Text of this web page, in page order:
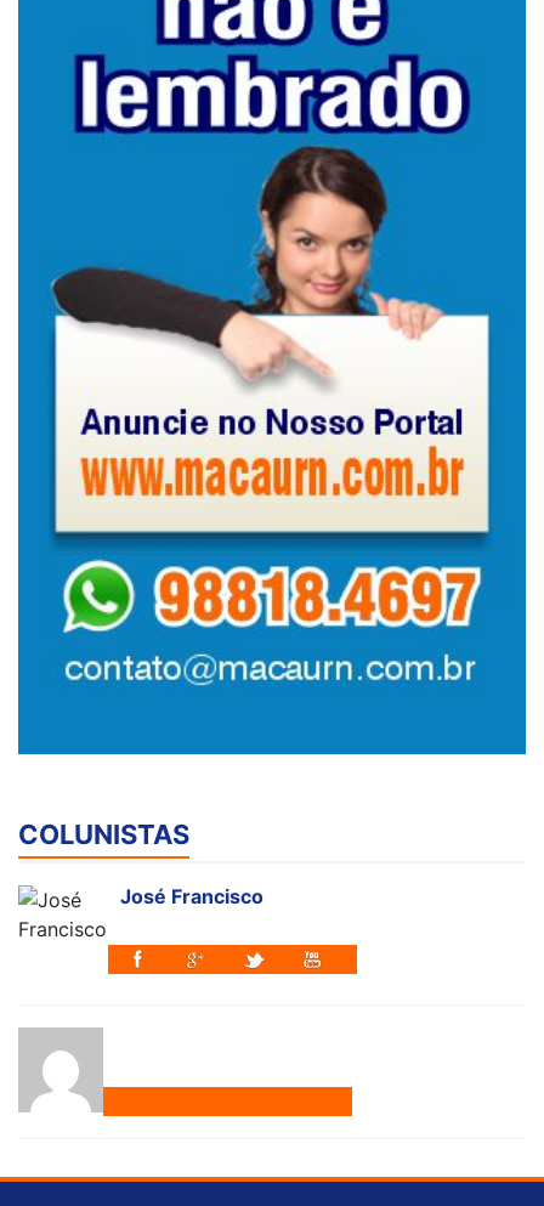
COLUNISTAS
José Francisco